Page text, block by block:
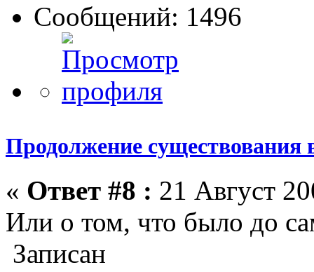
Сообщений: 1496
Продолжение существования
« Ответ #8 : 21 Август
Или о том, что было до
Записан